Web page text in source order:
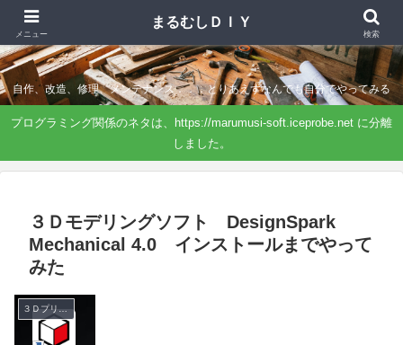
まるむしＤＩＹ
自作、改造、修理、メンテナンス．．．とりあえずなんでも自分でやってみる
プログラミング関係のネタは、https://marumusi-soft.iceprobe.net に分離
しました。
３Ｄモデリングソフト DesignSpark
Mechanical 4.0 インストールまでやって
みた
３Ｄプリンタ
メニュー
まるむしＤＩＹ
検索